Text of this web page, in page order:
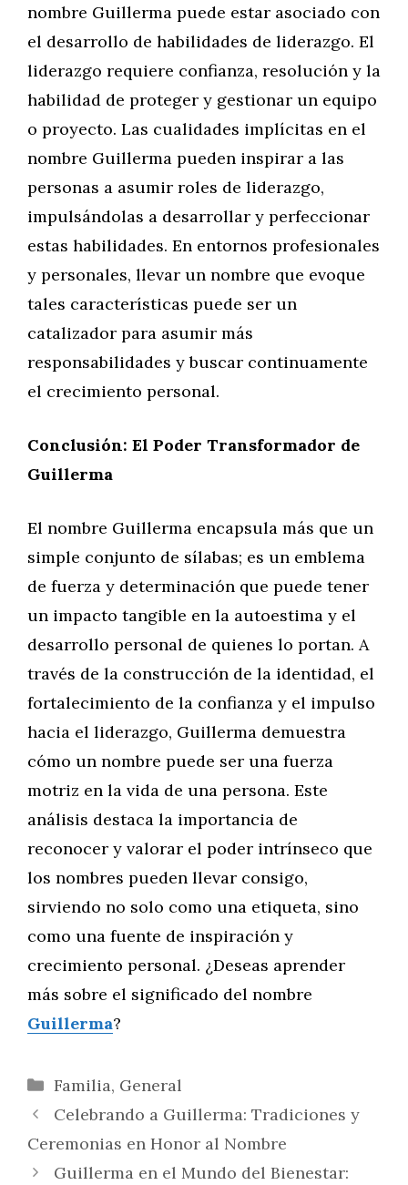
nombre Guillerma puede estar asociado con
el desarrollo de habilidades de liderazgo. El
liderazgo requiere confianza, resolución y la
habilidad de proteger y gestionar un equipo
o proyecto. Las cualidades implícitas en el
nombre Guillerma pueden inspirar a las
personas a asumir roles de liderazgo,
impulsándolas a desarrollar y perfeccionar
estas habilidades. En entornos profesionales
y personales, llevar un nombre que evoque
tales características puede ser un
catalizador para asumir más
responsabilidades y buscar continuamente
el crecimiento personal.
Conclusión: El Poder Transformador de
Guillerma
El nombre Guillerma encapsula más que un
simple conjunto de sílabas; es un emblema
de fuerza y determinación que puede tener
un impacto tangible en la autoestima y el
desarrollo personal de quienes lo portan. A
través de la construcción de la identidad, el
fortalecimiento de la confianza y el impulso
hacia el liderazgo, Guillerma demuestra
cómo un nombre puede ser una fuerza
motriz en la vida de una persona. Este
análisis destaca la importancia de
reconocer y valorar el poder intrínseco que
los nombres pueden llevar consigo,
sirviendo no solo como una etiqueta, sino
como una fuente de inspiración y
crecimiento personal. ¿Deseas aprender
más sobre el significado del nombre
Guillerma?
Categorías
Familia, General
Celebrando a Guillerma: Tradiciones y
Ceremonias en Honor al Nombre
Guillerma en el Mundo del Bienestar: